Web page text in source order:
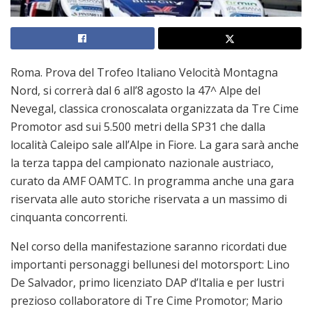
Roma. Prova del Trofeo Italiano Velocità Montagna
Nord, si correrà dal 6 all’8 agosto la 47^ Alpe del
Nevegal, classica cronoscalata organizzata da Tre Cime
Promotor asd sui 5.500 metri della SP31 che dalla
località Caleipo sale all’Alpe in Fiore. La gara sarà anche
la terza tappa del campionato nazionale austriaco,
curato da AMF OAMTC. In programma anche una gara
riservata alle auto storiche riservata a un massimo di
cinquanta concorrenti.
Nel corso della manifestazione saranno ricordati due
importanti personaggi bellunesi del motorsport: Lino
De Salvador, primo licenziato DAP d’Italia e per lustri
prezioso collaboratore di Tre Cime Promotor; Mario